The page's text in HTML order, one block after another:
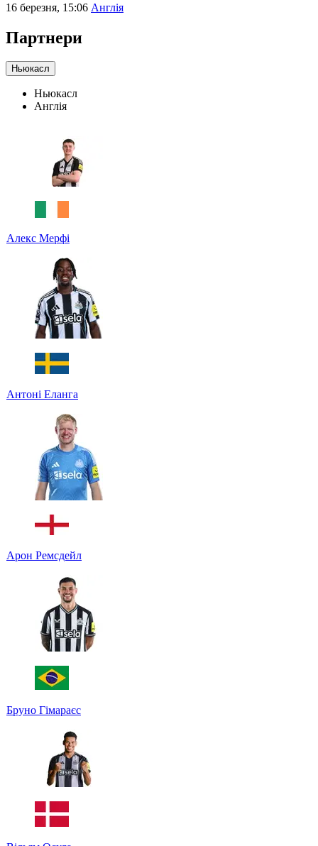
16 березня, 15:06 Англія
Партнери
Ньюкасл
Ньюкасл
Англія
Алекс Мерфі
Антоні Еланга
Арон Ремсдейл
Бруно Гімараєс